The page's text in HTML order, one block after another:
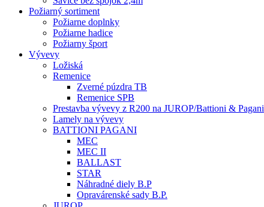
Požiarný sortiment
Požiarne doplnky
Požiarne hadice
Požiarny šport
Vývevy
Ložiská
Remenice
Zverné púzdra TB
Remenice SPB
Prestavba vývevy z R200 na JUROP/Battioni & Pagani
Lamely na vývevy
BATTIONI PAGANI
MEC
MEC II
BALLAST
STAR
Náhradné diely B.P
Opravárenské sady B.P.